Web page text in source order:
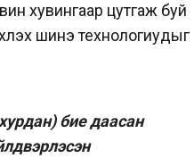
хувингаар цутгаж буй
шинэ технологиудыг
бие даасан